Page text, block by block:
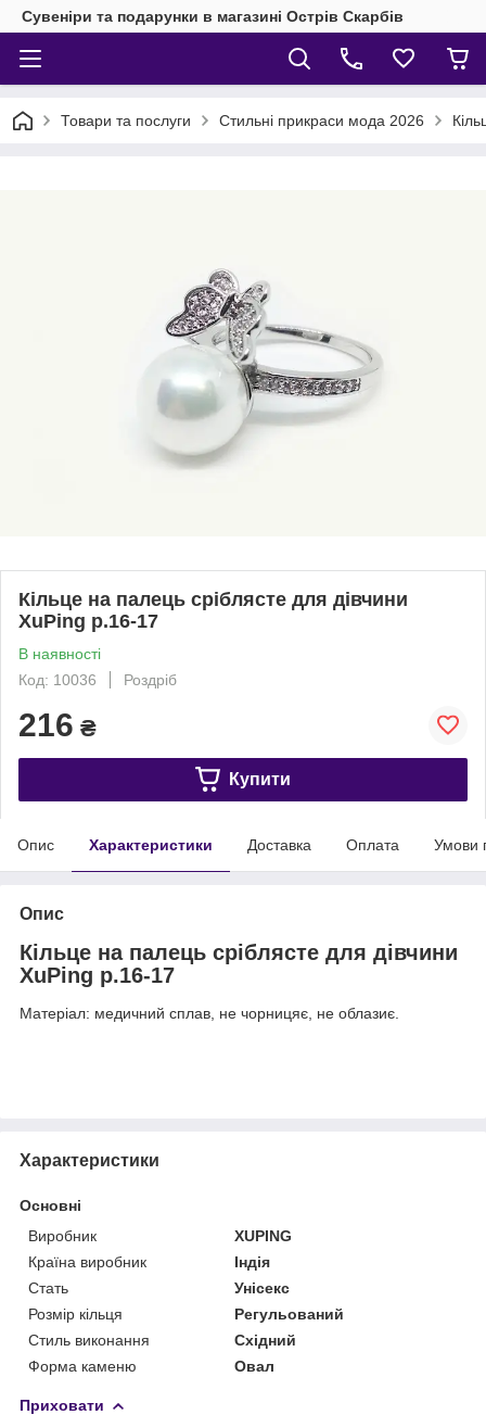
Сувеніри та подарунки в магазині Острів Скарбів
Товари та послуги Стильні прикраси мода 2026
Кільце на палець сріблясте для дівчини
XuPing р.16-17
В наявності
Код: 10036
Роздріб
216 ₴
Купити
Опис Характеристики Доставка Оплата Умови
Опис
Кільце на палець сріблясте для дівчини
XuPing р.16-17
Матеріал: медичний сплав, не чорницяє, не облазиє.
Характеристики
Основні
Виробник
XUPING
Країна виробник
Індія
Стать
Унісекс
Розмір кільця
Регульований
Стиль виконання
Східний
Форма каменю
Овал
Приховати